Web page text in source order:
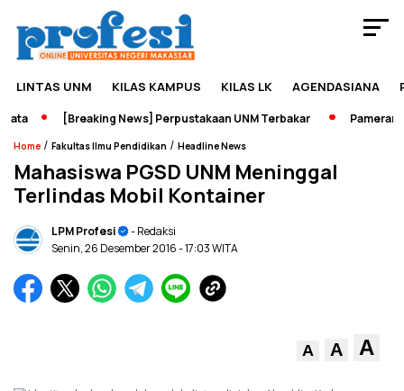
LINTAS UNM KILAS KAMPUS KILAS LK AGENDASIANA
[Breaking News] Perpustakaan UNM Terbakar Pameran
Home / Fakultas Ilmu Pendidikan / Headline News
Mahasiswa PGSD UNM Meninggal
Terlindas Mobil Kontainer
LPM Profesi
- Redaksi
Senin, 26 Desember 2016- 17:03 WITA
A A A